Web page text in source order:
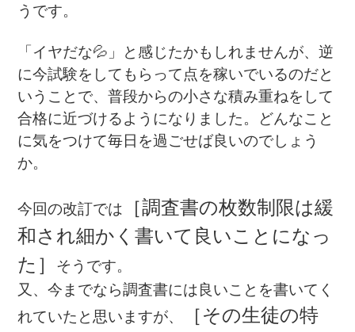
うです。
「イヤだな💦」と感じたかもしれませんが、逆
に今試験をしてもらって点を稼いでいるのだと
いうことで、普段からの小さな積み重ねをして
合格に近づけるようになりました。どんなこと
に気をつけて毎日を過ごせば良いのでしょう
か。
今回の改訂では
［調査書の枚数制限は緩
和され細かく書いて良いことになっ
た］
そうです。
又、今までなら調査書には良いことを書いてく
れていたと思いますが、
［その生徒の特